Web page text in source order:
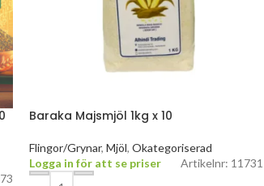
Baraka Majsmjöl 1kg x 10
Flingor/Grynar, Mjöl, Okategoriserad
Logga in för att se priser
Artikelnr: 11731